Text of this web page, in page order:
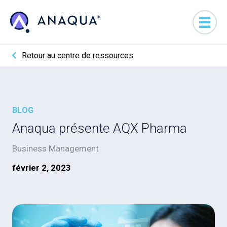
Retour au centre de ressources
BLOG
Anaqua présente AQX Pharma
Business Management
février 2, 2023